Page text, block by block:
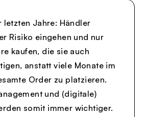
letzten Jahre: Händler
Risiko eingehen und nur
kaufen, die sie auch
anstatt viele Monate im
Order zu platzieren.
und (digitale)
somit immer wichtiger.